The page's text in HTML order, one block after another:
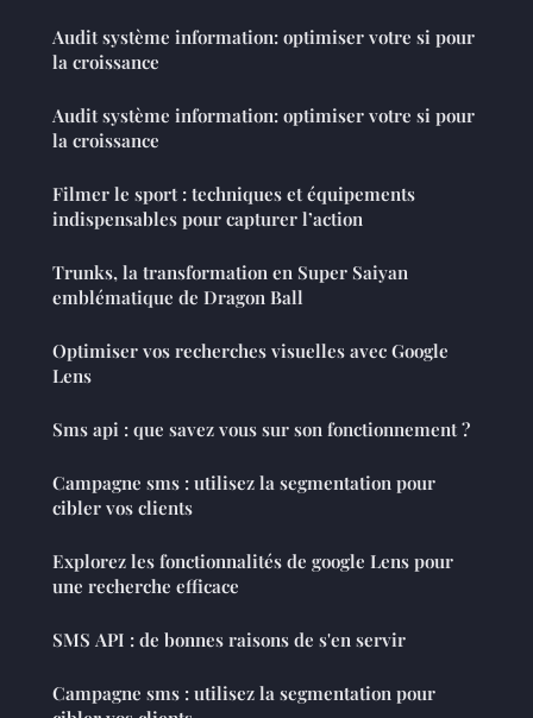
Audit système information: optimiser votre si pour
la croissance
Audit système information: optimiser votre si pour
la croissance
Filmer le sport : techniques et équipements
indispensables pour capturer l’action
Trunks, la transformation en Super Saiyan
emblématique de Dragon Ball
Optimiser vos recherches visuelles avec Google
Lens
Sms api : que savez vous sur son fonctionnement ?
Campagne sms : utilisez la segmentation pour
cibler vos clients
Explorez les fonctionnalités de google Lens pour
une recherche efficace
SMS API : de bonnes raisons de s'en servir
Campagne sms : utilisez la segmentation pour